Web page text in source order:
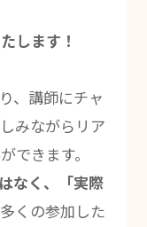
します！
、講師にチャ
みながらリア
できます。
なく、「実際
くの参加した